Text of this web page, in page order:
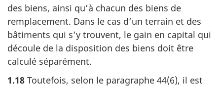
des biens, ainsi qu’à chacun des biens de
remplacement. Dans le cas d’un terrain et des
bâtiments qui s’y trouvent, le gain en capital qui
découle de la disposition des biens doit être
calculé séparément.
1.18 Toutefois, selon le paragraphe 44(6), il est